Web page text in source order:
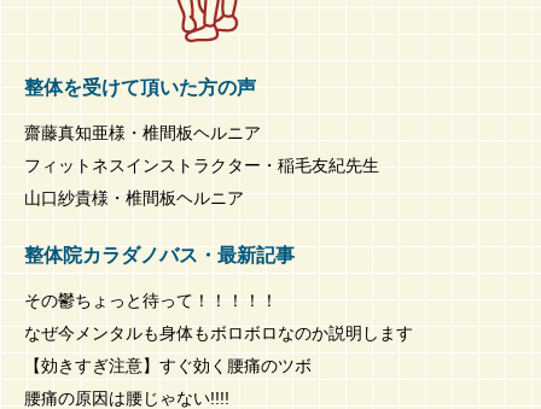
整体を受けて頂いた方の声
齋藤真知亜様・椎間板ヘルニア
フィットネスインストラクター・稲毛友紀先生
山口紗貴様・椎間板ヘルニア
整体院カラダノバス・最新記事
その鬱ちょっと待って！！！！！
なぜ今メンタルも身体もボロボロなのか説明します
【効きすぎ注意】すぐ効く腰痛のツボ
腰痛の原因は腰じゃない!!!!